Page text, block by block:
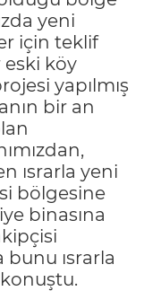
yeni
için teklif
köy
yapılmış
bir an
ısrarla yeni
bölgesine
binasına
bunu ısrarla